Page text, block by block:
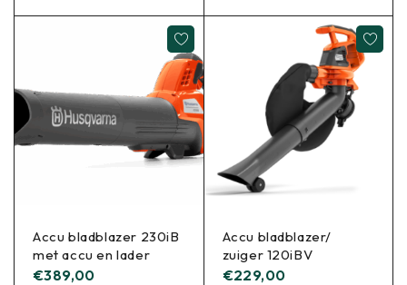
Accu bladblazer 230iB
met accu en lader
€389,00
Accu bladblazer/
zuiger 120iBV
€229,00